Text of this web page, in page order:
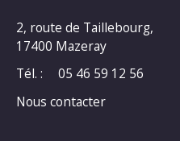
2, route de Taillebourg,
17400 Mazeray
Tél. :
05 46 59 12 56
Nous contacter